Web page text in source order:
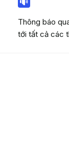
Thông báo
tới tất cả các